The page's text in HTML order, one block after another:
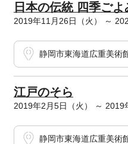
日本の伝統 四季ごよ
2019年11月26日（火） ～
静岡市東海道広重美術
江戸のそら
2019年2月5日（火） ～ 2019
静岡市東海道広重美術